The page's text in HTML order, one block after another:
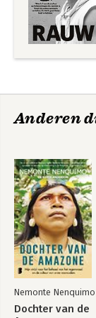
tweede relatie
Anderen
Nemonte Nenquimo
Dochter van de